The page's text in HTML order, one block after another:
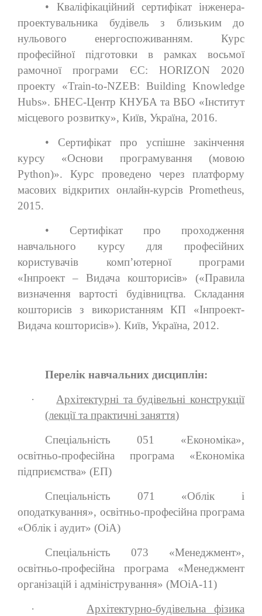
• Кваліфікаційний сертифікат інженера-
проектувальника будівель з близьким до
нульового енергоспоживанням. Курс
професійної підготовки в рамках восьмої
рамочної програми ЄС: HORIZON 2020
проекту «Train-to-NZEB: Building Knowledge
Hubs». БНЕС-Центр КНУБА та ВБО «Інститут
місцевого розвитку», Київ, Україна, 2016.
• Сертифікат про успішне закінчення
курсу «Основи програмування (мовою
Python)». Курс проведено через платформу
масових відкритих онлайн-курсів Prometheus,
2015.
• Сертифікат про проходження
навчального курсу для професійних
користувачів комп’ютерної програми
«Інпроект – Видача кошторисів» («Правила
визначення вартості будівництва. Складання
кошторисів з використанням КП «Інпроект-
Видача кошторисів»). Київ, Україна, 2012.
Перелік навчальних дисциплін:
·
Архітектурні та будівельні конструкції
(лекції та практичні заняття)
Спеціальність 051 «Економіка»,
освітньо-професійна програма «Економіка
підприємства» (ЕП)
Спеціальність 071 «Облік і
оподаткування», освітньо-професійна програма
«Облік і аудит» (ОіА)
Спеціальність 073 «Менеджмент»,
освітньо-професійна програма «Менеджмент
організацій і адміністрування» (МОіА-11)
·
Архітектурно-будівельна фізика